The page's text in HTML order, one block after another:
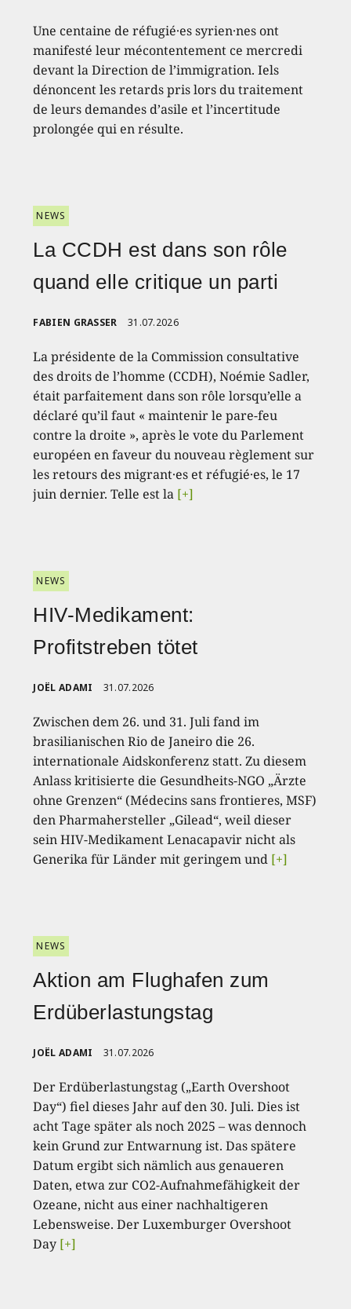
Une centaine de réfugié·es syrien·nes ont
manifesté leur mécontentement ce mercredi
devant la Direction de l’immigration. Iels
dénoncent les retards pris lors du traitement
de leurs demandes d’asile et l’incertitude
prolongée qui en résulte.
NEWS
La CCDH est dans son rôle
quand elle critique un parti
FABIEN GRASSER 31.07.2026
La présidente de la Commission consultative
des droits de l’homme (CCDH), Noémie Sadler,
était parfaitement dans son rôle lorsqu’elle a
déclaré qu’il faut « maintenir le pare-feu
contre la droite », après le vote du Parlement
européen en faveur du nouveau règlement sur
les retours des migrant·es et réfugié·es, le 17
juin dernier. Telle est la [+]
NEWS
HIV-Medikament:
Profitstreben tötet
JOËL ADAMI 31.07.2026
Zwischen dem 26. und 31. Juli fand im
brasilianischen Rio de Janeiro die 26.
internationale Aidskonferenz statt. Zu diesem
Anlass kritisierte die Gesundheits-NGO „Ärzte
ohne Grenzen“ (Médecins sans frontieres, MSF)
den Pharmahersteller „Gilead“, weil dieser
sein HIV-Medikament Lenacapavir nicht als
Generika für Länder mit geringem und [+]
NEWS
Aktion am Flughafen zum
Erdüberlastungstag
JOËL ADAMI 31.07.2026
Der Erdüberlastungstag („Earth Overshoot
Day“) fiel dieses Jahr auf den 30. Juli. Dies ist
acht Tage später als noch 2025 – was dennoch
kein Grund zur Entwarnung ist. Das spätere
Datum ergibt sich nämlich aus genaueren
Daten, etwa zur CO2-Aufnahmefähigkeit der
Ozeane, nicht aus einer nachhaltigeren
Lebensweise. Der Luxemburger Overshoot
Day [+]